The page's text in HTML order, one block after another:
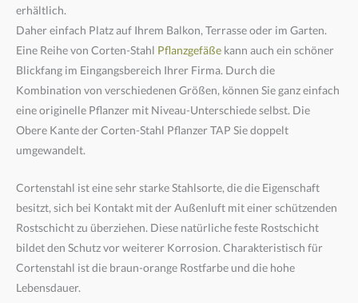
erhältlich.
Daher einfach Platz auf Ihrem Balkon, Terrasse oder im Garten.
Eine Reihe von Corten-Stahl Pflanzgefäße kann auch ein schöner
Blickfang im Eingangsbereich Ihrer Firma. Durch die
Kombination von verschiedenen Größen, können Sie ganz einfach
eine originelle Pflanzer mit Niveau-Unterschiede selbst. Die
Obere Kante der Corten-Stahl Pflanzer TAP Sie doppelt
umgewandelt.
Cortenstahl ist eine sehr starke Stahlsorte, die die Eigenschaft
besitzt, sich bei Kontakt mit der Außenluft mit einer schützenden
Rostschicht zu überziehen. Diese natürliche feste Rostschicht
bildet den Schutz vor weiterer Korrosion. Charakteristisch für
Cortenstahl ist die braun-orange Rostfarbe und die hohe
Lebensdauer.